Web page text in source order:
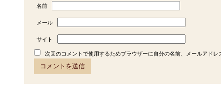
名前
メール
サイト
次回のコメントで使用するためブラウザーに自分の名前、メールアドレ